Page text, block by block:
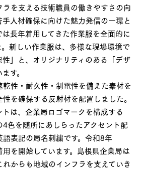
を支える技術職員の働きやすさの向
手人材確保に向けた魅力発信の一環と
長年着用してきた作業服を全面的に
新しい作業服は、多様な現場環境で
」と、オリジナリティのある「デザ
す。
性・耐久性・制電性を備えた素材を
を確保する反射材を配置しました。
は、企業局ロゴマークを構成する
4色を随所にあしらったアクセント配
表記の局名刺繍です。令和8年
用を開始しています。島根県企業局は
からも地域のインフラを支えていき